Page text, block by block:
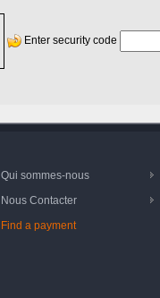
Enter security code
Qui sommes-nous
Nous Contacter
Find a payment